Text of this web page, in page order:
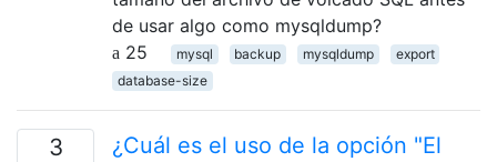
de usar algo como mysqldump?
25
mysql backup mysqldump
export
database-size
3
¿Cuál es el uso de la opción "El